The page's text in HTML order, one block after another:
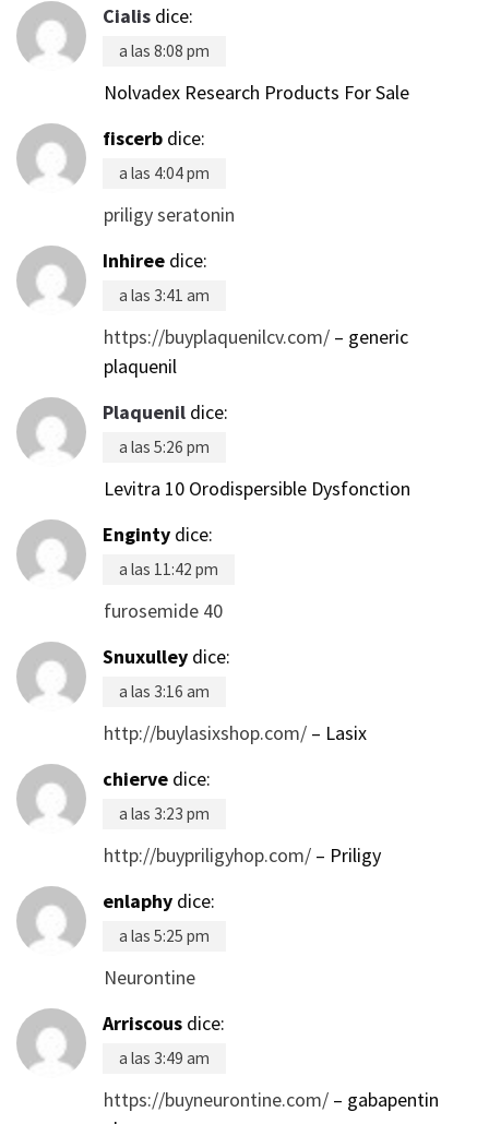
Cialis dice:
a las 8:08 pm
Nolvadex Research Products For Sale
fiscerb dice:
a las 4:04 pm
priligy seratonin
Inhiree dice:
a las 3:41 am
https://buyplaquenilcv.com/ – generic
plaquenil
Plaquenil dice:
a las 5:26 pm
Levitra 10 Orodispersible Dysfonction
Enginty dice:
a las 11:42 pm
furosemide 40
Snuxulley dice:
a las 3:16 am
http://buylasixshop.com/ – Lasix
chierve dice:
a las 3:23 pm
http://buypriligyhop.com/ – Priligy
enlaphy dice:
a las 5:25 pm
Neurontine
Arriscous dice:
a las 3:49 am
https://buyneurontine.com/ – gabapentin